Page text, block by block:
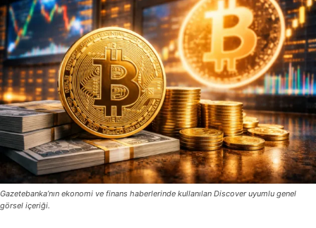
Gazetebanka’nın ekonomi ve finans haberlerinde kullanılan Discover uyumlu genel
görsel içeriği.